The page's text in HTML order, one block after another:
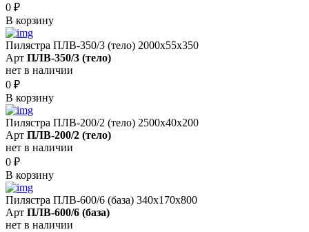
0 ₽
В корзину
Пилястра ПЛВ-350/3 (тело) 2000х55х350
Арт ПЛВ-350/3 (тело)
нет в наличии
0 ₽
В корзину
Пилястра ПЛВ-200/2 (тело) 2500х40х200
Арт ПЛВ-200/2 (тело)
нет в наличии
0 ₽
В корзину
Пилястра ПЛВ-600/6 (база) 340х170х800
Арт ПЛВ-600/6 (база)
нет в наличии